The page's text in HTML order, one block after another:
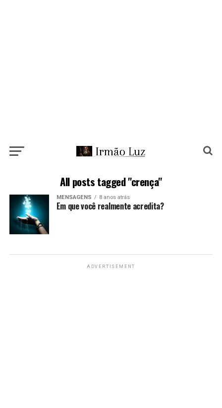
All posts tagged "crença"
MENSAGENS 8 anos atrás
Em que você realmente acredita?
ADVERTISEMENT